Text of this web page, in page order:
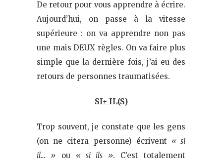
De retour pour vous apprendre à écrire.
Aujourd’hui, on passe à la vitesse
supérieure : on va apprendre non pas
une mais DEUX règles. On va faire plus
simple que la dernière fois, j’ai eu des
retours de personnes traumatisées.
SI+ IL(S)
Trop souvent, je constate que les gens
(on ne citera personne) écrivent « si
il… » ou « si ils ». C’est totalement